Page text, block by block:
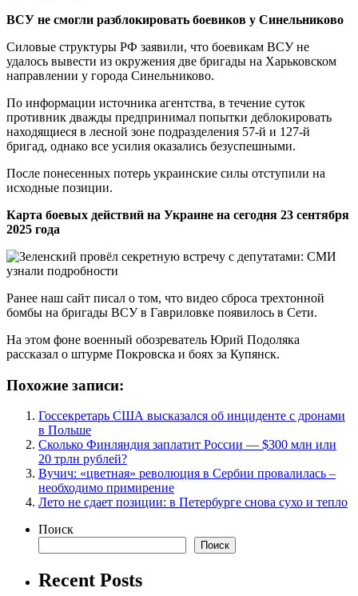
ВСУ не смогли разблокировать боевиков у Синельниково
Силовые структуры РФ заявили, что боевикам ВСУ не
удалось вывести из окружения две бригады на Харьковском
направлении у города Синельниково.
По информации источника агентства, в течение суток
противник дважды предпринимал попытки деблокировать
находящиеся в лесной зоне подразделения 57-й и 127-й
бригад, однако все усилия оказались безуспешными.
После понесенных потерь украинские силы отступили на
исходные позиции.
Карта боевых действий на Украине на сегодня 23 сентября
2025 года
Ранее наш сайт писал о том, что видео сброса трехтонной
бомбы на бригады ВСУ в Гавриловке появилось в Сети.
На этом фоне военный обозреватель Юрий Подоляка
рассказал о штурме Покровска и боях за Купянск.
Похожие записи:
Госсекретарь США высказался об инциденте с дронами
в Польше
Сколько Финляндия заплатит России — $300 млн или
20 трлн рублей?
Вучич: «цветная» революция в Сербии провалилась –
необходимо примирение
Лето не сдает позиции: в Петербурге снова сухо и тепло
Поиск
Поиск
Recent Posts